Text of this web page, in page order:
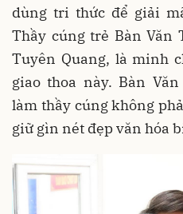
dùng tri thức để giải
Thầy cúng trẻ Bàn Văn
Tuyên Quang, là minh
giao thoa này. Bàn
làm thầy cúng không
giữ gìn nét đẹp văn hóa